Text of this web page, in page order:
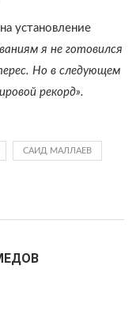
установление
я не готовился
Но в следующем
рекорд».
САИД МАЛЛАЕВ